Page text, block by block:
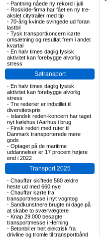
- Pantning nåede ny rekord i juli
- Roskilde-firma har fået en ny tre-
akslet citytrailer med tip
- 70-årig kvinde svingede ud foran
lastbil
- Tysk transportkoncern kørte
omsætning og resultat frem i andet
kvartal
- En halv times daglig fysisk
aktivitet kan forebygge alvorlig
stress
Søtransport
- En halv times daglig fysisk
aktivitet kan forebygge alvorlig
stress
- Tre rederier er indstillet til
diversitetspris
- Islandsk rederi-koncern har taget
nyt kølehus i Aarhus i brug
- Finsk rederi med ruter til
Danmark transporterede mere
gods
- Optaget på de maritime
uddannelser er 17 procent højere
end i 2022
Transport 2025
- Chauffør skiftede 580 ældre
heste ud med 660 nye
- Chauffør kørte fra
transportmesse i nyt vogntog
- Sandkunstnere brugte ni dage på
at skabe to sværvægtere
- Knap 29.000 besøgte
transportmesse i Herning
- Betonbil er helt elektrisk fra
drivline og tromle til transportbånd